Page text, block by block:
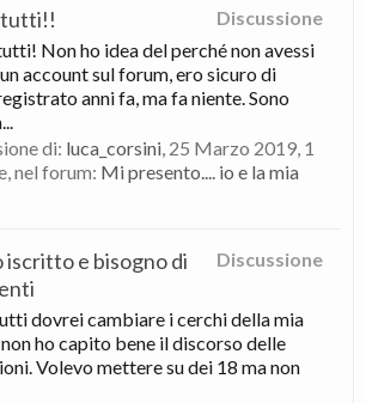
Discussione
tutti!!
Non ho idea del perché non avessi
account sul forum, ero sicuro di
anni fa, ma fa niente. Sono
di: luca_corsini, 25 Marzo 2019, 1
nel forum: Mi presento.... io e la mia
Discussione
iscritto e bisogno di
dovrei cambiare i cerchi della mia
ho capito bene il discorso delle
Volevo mettere su dei 18 ma non